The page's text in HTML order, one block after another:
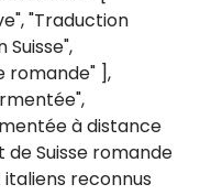
"Traduction
romande" ],
à distance
Suisse romande
reconnus